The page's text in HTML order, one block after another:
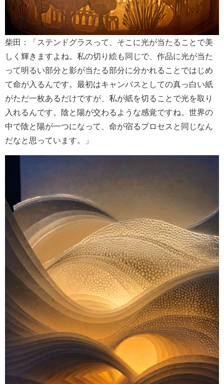
柴田：「ステンドグラスって、そこに光が当たることで美
しく輝きますよね。私の切り絵も同じで、作品に光が当た
って明るい部分と影が当たる部分に分かれることではじめ
て命が入るんです。最初はキャンバスとしての真っ白い紙
がただ一枚あるだけですが、私が紙を切ることで光を取り
入れるんです。陰と陽が交わるような感覚ですね。世界の
中で陰と陽が一つになって、命が宿るプロセスと同じなん
だなと思っています。」